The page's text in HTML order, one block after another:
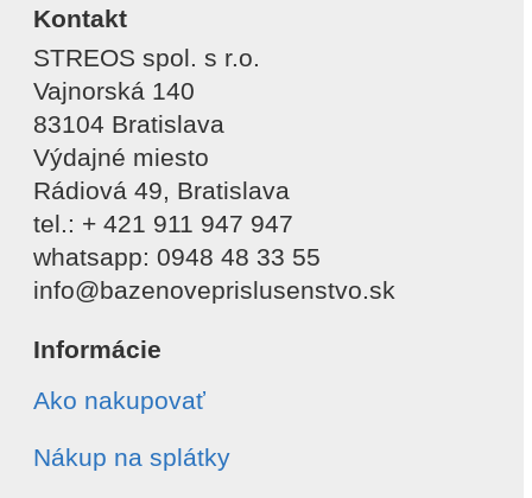
Kontakt
STREOS spol. s r.o.
Vajnorská 140
83104 Bratislava
Výdajné miesto
Rádiová 49, Bratislava
tel.: + 421 911 947 947
whatsapp: 0948 48 33 55
info@bazenoveprislusenstvo.sk
Informácie
Ako nakupovať
Nákup na splátky